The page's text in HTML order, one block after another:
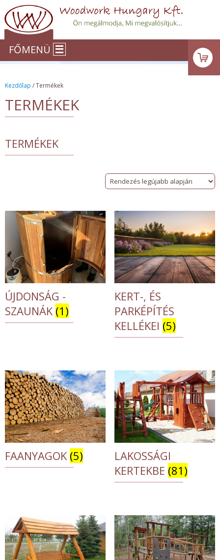
FŐMENÜ
Kezdőlap / Termékek
TERMÉKEK
TERMÉKEK
ÚJDONSÁG -
SZAUNÁK (1)
KERT-, ÉS
PARKÉPÍTÉS
KELLÉKEI (5)
FAANYAGOK (5)
LAKOSSÁGI
KERTEKBE (81)